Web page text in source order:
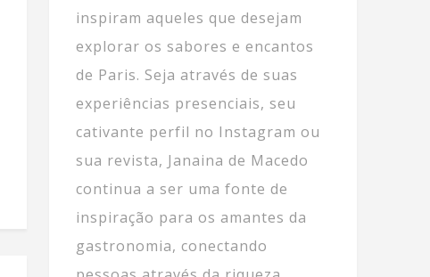
inspiram aqueles que desejam
explorar os sabores e encantos
de Paris. Seja através de suas
experiências presenciais, seu
cativante perfil no Instagram ou
sua revista, Janaina de Macedo
continua a ser uma fonte de
inspiração para os amantes da
gastronomia, conectando